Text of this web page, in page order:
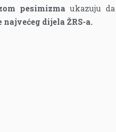
pesimizma ukazuju
dijela ŽRS-a.